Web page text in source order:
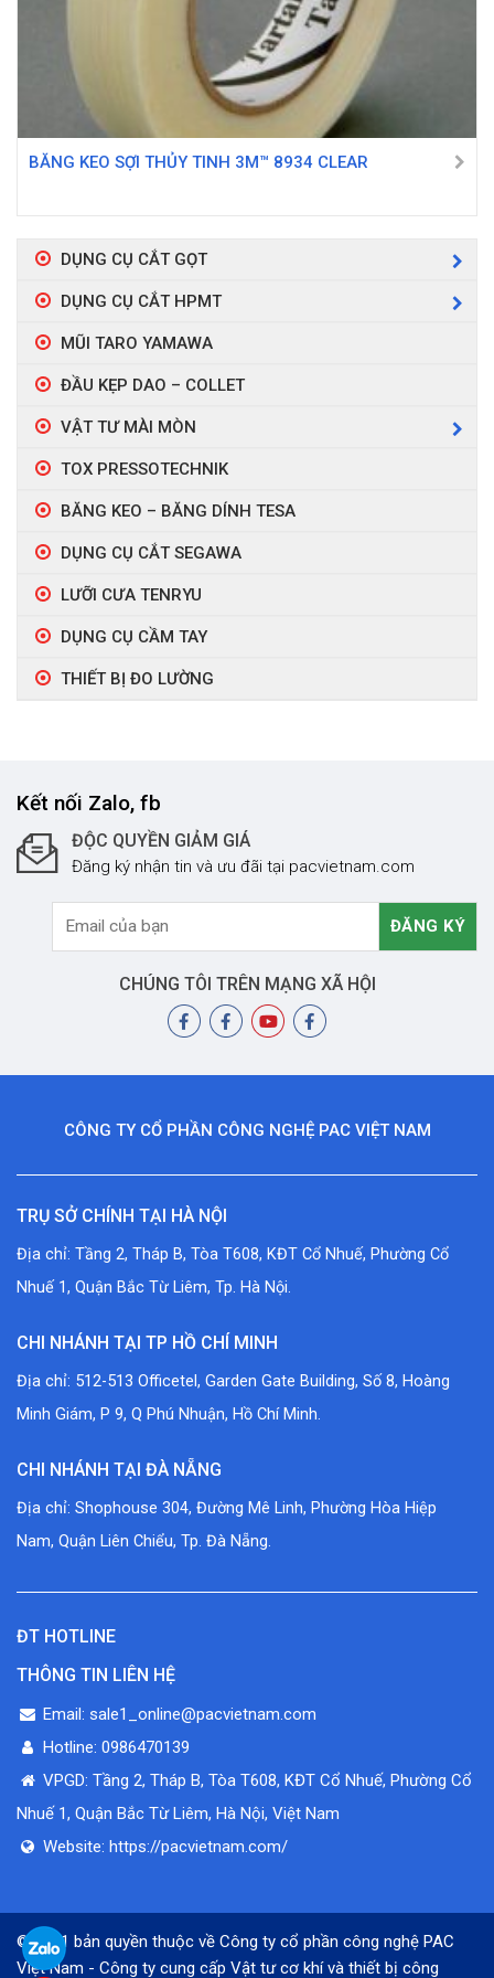
BĂNG KEO SỢI THỦY TINH 3M™ 8934 CLEAR
DỤNG CỤ CẮT GỌT
DỤNG CỤ CẮT HPMT
MŨI TARO YAMAWA
ĐẦU KẸP DAO – COLLET
VẬT TƯ MÀI MÒN
TOX PRESSOTECHNIK
BĂNG KEO – BĂNG DÍNH TESA
DỤNG CỤ CẮT SEGAWA
LƯỠI CƯA TENRYU
DỤNG CỤ CẦM TAY
THIẾT BỊ ĐO LƯỜNG
Kết nối Zalo, fb
ĐỘC QUYỀN GIẢM GIÁ
Đăng ký nhận tin và ưu đãi tại pacvietnam.com
CHÚNG TÔI TRÊN MẠNG XÃ HỘI
CÔNG TY CỔ PHẦN CÔNG NGHỆ PAC VIỆT NAM
TRỤ SỞ CHÍNH TẠI HÀ NỘI
Địa chỉ: Tầng 2, Tháp B, Tòa T608, KĐT Cổ Nhuế, Phường Cổ
Nhuế 1, Quận Bắc Từ Liêm, Tp. Hà Nội.
CHI NHÁNH TẠI TP HỒ CHÍ MINH
Địa chỉ: 512-513 Officetel, Garden Gate Building, Số 8, Hoàng
Minh Giám, P 9, Q Phú Nhuận, Hồ Chí Minh.
CHI NHÁNH TẠI ĐÀ NẴNG
Địa chỉ: Shophouse 304, Đường Mê Linh, Phường Hòa Hiệp
Nam, Quận Liên Chiểu, Tp. Đà Nẵng.
ĐT HOTLINE
THÔNG TIN LIÊN HỆ
Email: sale1_online@pacvietnam.com
Hotline: 0986470139
VPGD: Tầng 2, Tháp B, Tòa T608, KĐT Cổ Nhuế, Phường Cổ
Nhuế 1, Quận Bắc Từ Liêm, Hà Nội, Việt Nam
Website: https://pacvietnam.com/
© 2021 bản quyền thuộc về Công ty cổ phần công nghệ PAC
Việt Nam - Công ty cung cấp Vật tư cơ khí và thiết bị công